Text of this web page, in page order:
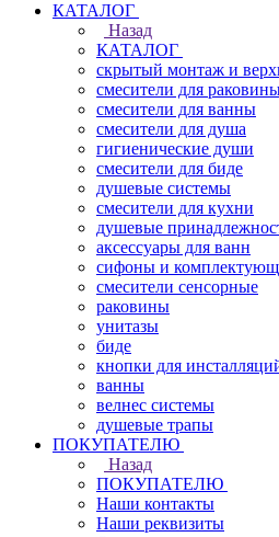
КАТАЛОГ
Назад
КАТАЛОГ
скрытый монтаж и
смесители для
смесители для ванны
смесители для душа
гигиенические души
смесители для биде
душевые системы
смесители для кухни
душевые
аксессуары для ванн
сифоны и
смесители сенсорные
раковины
унитазы
биде
кнопки для
ванны
велнес системы
душевые трапы
ПОКУПАТЕЛЮ
Назад
ПОКУПАТЕЛЮ
Наши контакты
Наши реквизиты